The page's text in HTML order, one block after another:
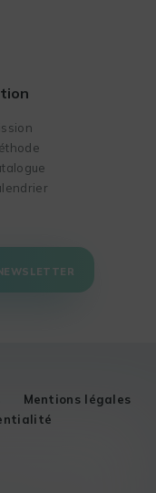
Mentions légales